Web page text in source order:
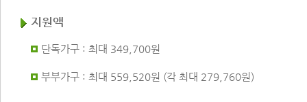
지원액
단독가구 : 최대 349,700원
부부가구 : 최대 559,520원 (각 최대 279,760원)